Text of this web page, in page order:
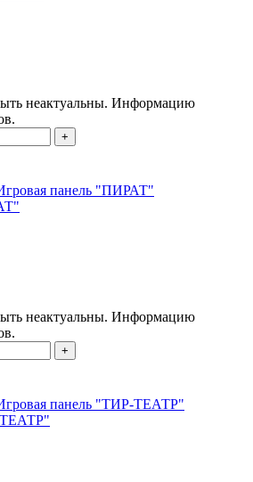
неактуальны. Информацию
+
неактуальны. Информацию
+
ТЕАТР"